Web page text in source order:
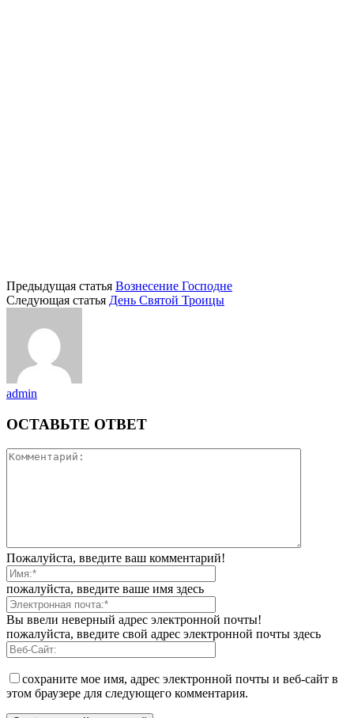
Предыдущая статья Вознесение Господне
Следующая статья День Святой Троицы
admin
ОСТАВЬТЕ ОТВЕТ
Пожалуйста, введите ваш комментарий!
пожалуйста, введите ваше имя здесь
Вы ввели неверный адрес электронной почты!
пожалуйста, введите свой адрес электронной почты здесь
сохраните мое имя, адрес электронной почты и веб-сайт в
этом браузере для следующего комментария.